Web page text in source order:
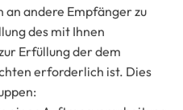
an andere Empfänger zu
des mit Ihnen
Erfüllung der dem
erforderlich ist. Dies